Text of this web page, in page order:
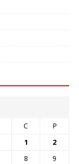
C
P
1
2
8
9